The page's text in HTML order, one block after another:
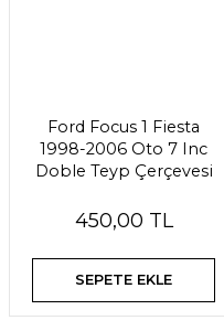
Ford Focus 1 Fiesta
1998-2006 Oto 7 Inc
Doble Teyp Çerçevesi
450,00 TL
SEPETE EKLE